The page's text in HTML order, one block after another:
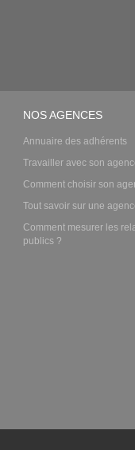
NOS AGENCES
Annuaire des adhérents
Travailler avec son
Comment choisir son
Tout savoir sur une
Comment mesurer les
publics ?